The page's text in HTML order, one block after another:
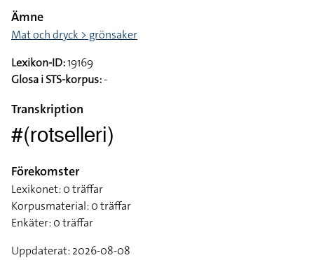
Ämne
Mat och dryck > grönsaker
Lexikon-ID:19169
Glosa i STS-korpus:-
Transkription
#(rotselleri)
Förekomster
Lexikonet: 0 träffar
Korpusmaterial: 0 träffar
Enkäter: 0 träffar
Uppdaterat: 2026-08-08